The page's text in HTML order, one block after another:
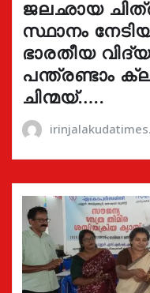
ജലഛായ
സ്ഥാനം
ഭാരതീയ
പന്ത്രണ്ടാം
ചിന്മയ്…..